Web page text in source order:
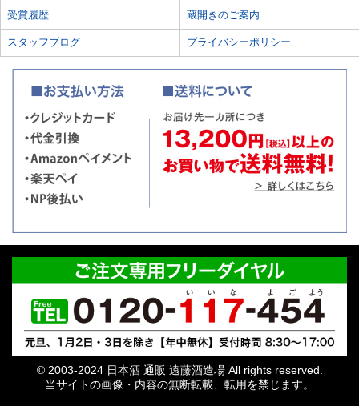
受賞履歴 蔵開きのご案内
スタッフブログ プライバシーポリシー
© 2003-2024 日本酒 通販 遠藤酒造場 All rights reserved.
当サイトの画像・内容の無断転載、転用を禁じます。